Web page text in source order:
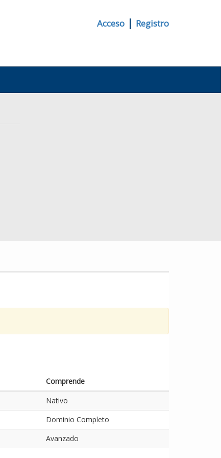
Acceso | Registro
Comprende
Nativo
Dominio Completo
Avanzado